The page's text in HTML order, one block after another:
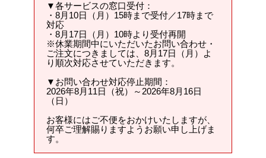
▼各サービスの窓口受付：
・8月10日（月）15時まで受付／17時まで
対応
・8月17日（月）10時より受付再開
※休業期間中にいただいたお問い合わせ・
ご注文につきましては、8月17日（月）よ
り順次対応させていただきます。
▼お問い合わせ対応停止期間：
2026年8月11日（祝）～2026年8月16日
（日）
お客様にはご不便をおかけいたしますが、
何卒ご理解賜りますようお願い申し上げま
す。